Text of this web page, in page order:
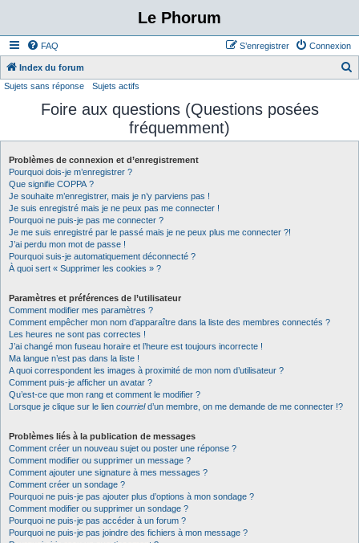
Le Phorum
FAQ Connexion
S’enregistrer
Index du forum
e
Sujets sans réponse Sujets actifs
Foire aux questions (Questions posées
fréquemment)
Problèmes de connexion et d’enregistrement
Pourquoi dois-je m’enregistrer ?
Que signifie COPPA ?
Je souhaite m’enregistrer, mais je n’y parviens pas !
Je suis enregistré mais je ne peux pas me connecter !
Pourquoi ne puis-je pas me connecter ?
Je me suis enregistré par le passé mais je ne peux plus me connecter ?!
J’ai perdu mon mot de passe !
Pourquoi suis-je automatiquement déconnecté ?
À quoi sert « Supprimer les cookies » ?
Paramètres et préférences de l’utilisateur
Comment modifier mes paramètres ?
Comment empêcher mon nom d’apparaître dans la liste des membres connectés ?
Les heures ne sont pas correctes !
J’ai changé mon fuseau horaire et l’heure est toujours incorrecte !
Ma langue n’est pas dans la liste !
A quoi correspondent les images à proximité de mon nom d’utilisateur ?
Comment puis-je afficher un avatar ?
Qu’est-ce que mon rang et comment le modifier ?
Lorsque je clique sur le lien courrield’un membre, on me demande de me connecter !?
Problèmes liés à la publication de messages
Comment créer un nouveau sujet ou poster une réponse ?
Comment modifier ou supprimer un message ?
Comment ajouter une signature à mes messages ?
Comment créer un sondage ?
Pourquoi ne puis-je pas ajouter plus d’options à mon sondage ?
Comment modifier ou supprimer un sondage ?
Pourquoi ne puis-je pas accéder à un forum ?
Pourquoi ne puis-je pas joindre des fichiers à mon message ?